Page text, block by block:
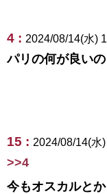
4 : 2024/08/14(水)
パリの何が良いの
15 : 2024/08/14(水
>>4
今もオスカルと